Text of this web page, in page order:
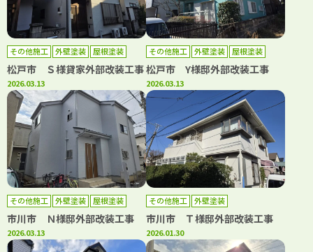
その他施工 外壁塗装 屋根塗装
松戸市 Ｓ様貸家外部改装工事
2026.03.13
その他施工 外壁塗装 屋根塗装
松戸市 Y様邸外部改装工事
2026.03.13
その他施工 外壁塗装 屋根塗装
市川市 Ｎ様邸外部改装工事
2026.03.13
その他施工 外壁塗装
市川市 Ｔ様邸外部改装工事
2026.01.30